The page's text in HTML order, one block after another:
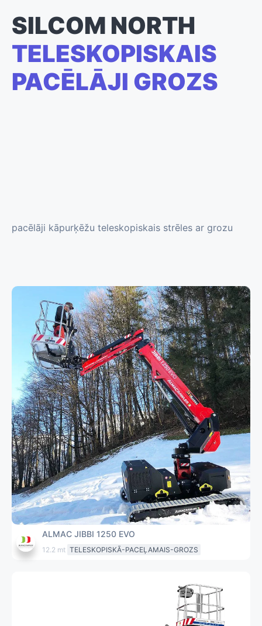
SILCOM NORTH
TELESKOPISKAIS
PACĒLĀJI GROZS
pacēlāji kāpurķēžu teleskopiskais strēles ar grozu
ALMAC JIBBI 1250 EVO
12.2 mt TELESKOPISKĀ-PACEĻAMAIS-GROZS